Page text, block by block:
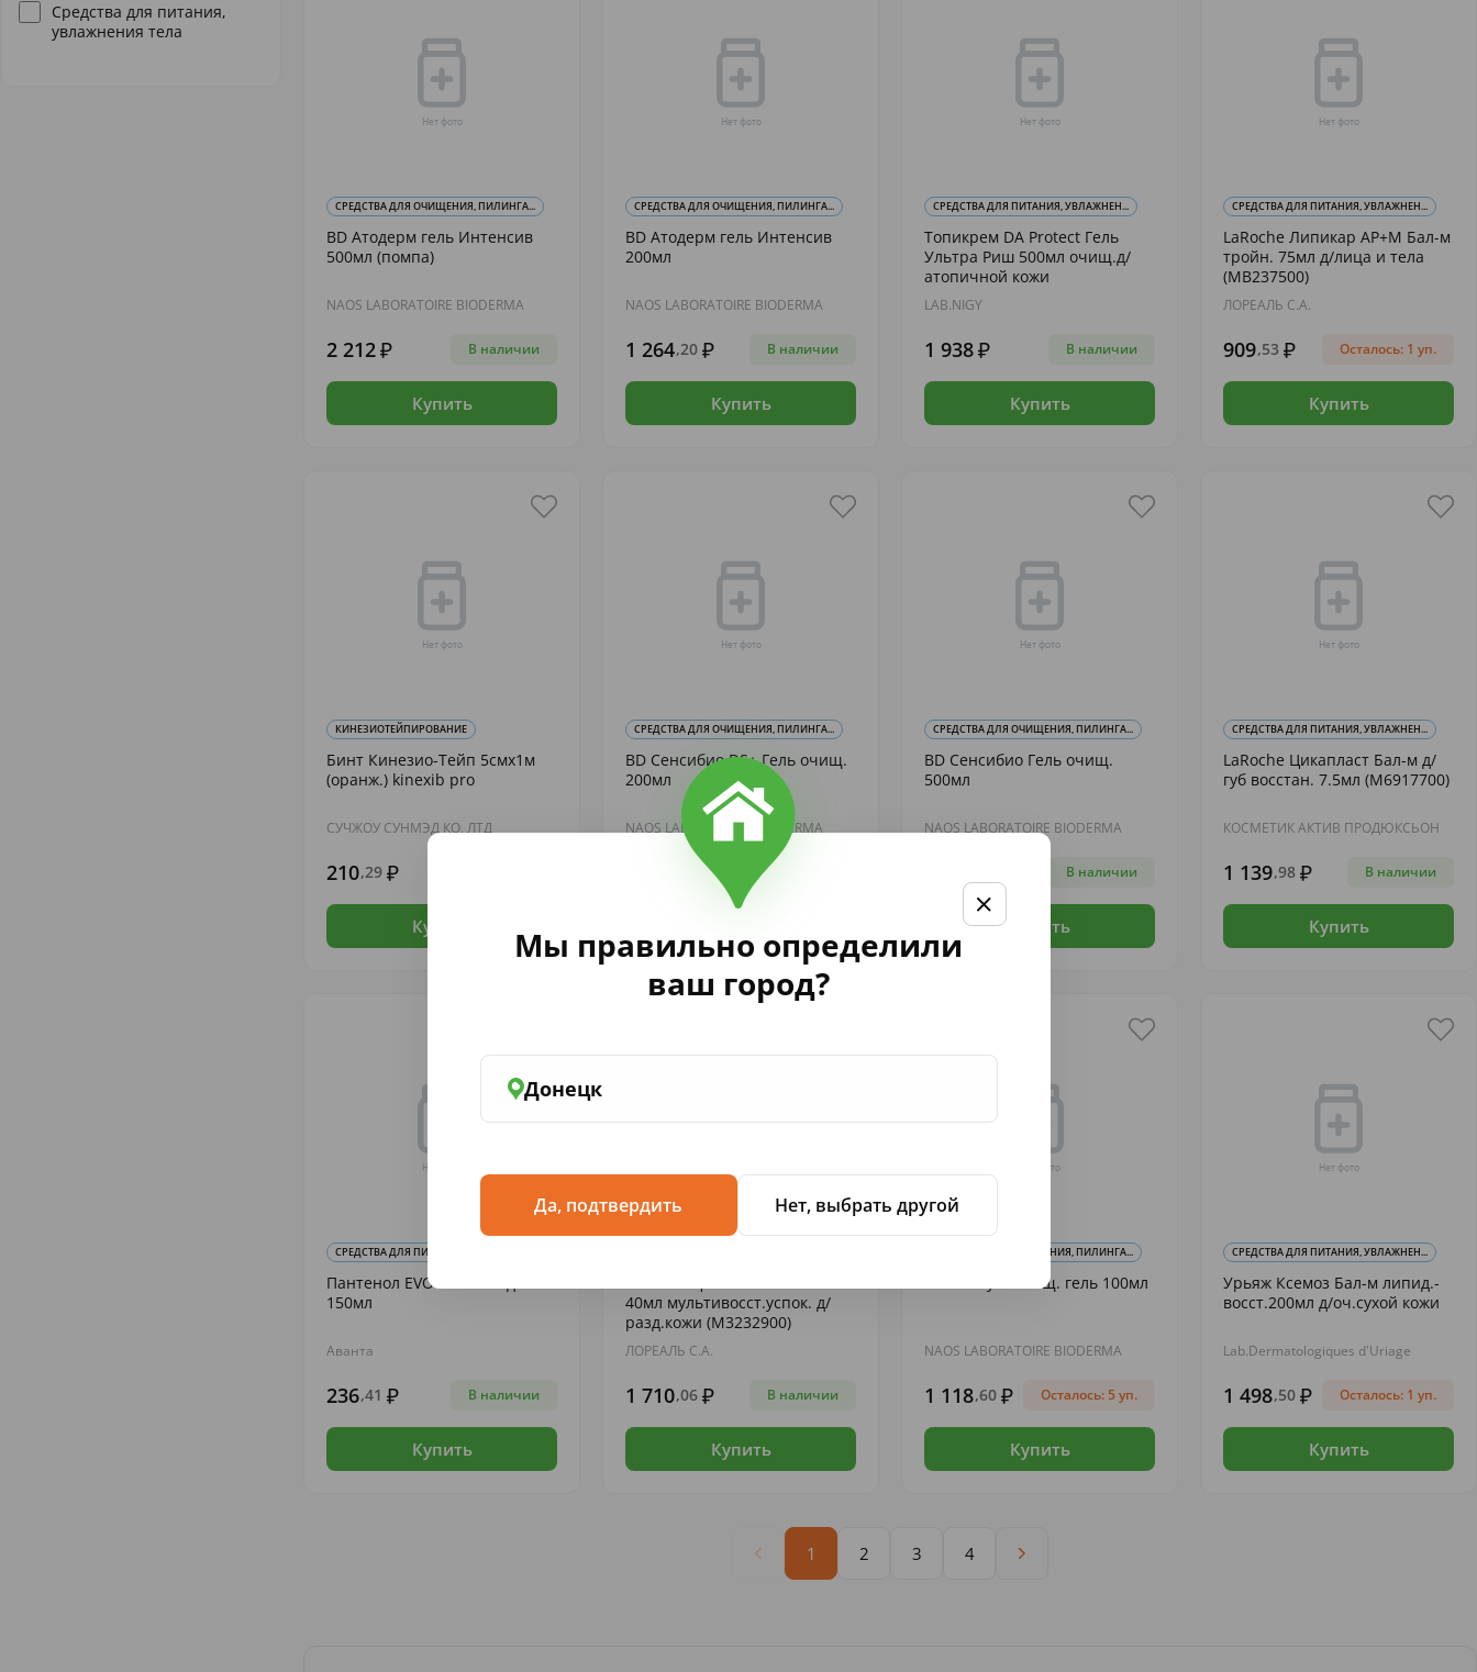
Мы правильно определили
ваш город?
Донецк
Да, подтвердить Нет, выбрать другой
Средства для питания,
увлажнения тела
СРЕДСТВА ДЛЯ ОЧИЩЕНИЯ, ПИЛИНГА...
BD Атодерм гель Интенсив
500мл (помпа)
NAOS LABORATOIRE BIODERMA
2 212 В наличии
Купить
СРЕДСТВА ДЛЯ ОЧИЩЕНИЯ, ПИЛИНГА...
BD Атодерм гель Интенсив
200мл
NAOS LABORATOIRE BIODERMA
1 264,20 В наличии
Купить
СРЕДСТВА ДЛЯ ПИТАНИЯ, УВЛАЖНЕН...
Топикрем DA Protect Гель
Ультра Риш 500мл очищ.д/
атопичной кожи
LAB.NIGY
1 938 В наличии
Купить
СРЕДСТВА ДЛЯ ПИТАНИЯ, УВЛАЖНЕН...
LaRoche Липикар АР+М Бал-м
тройн. 75мл д/лица и тела
(МВ237500)
ЛОРЕАЛЬ С.А.
909,53 Осталось: 1 уп.
Купить
КИНЕЗИОТЕЙПИРОВАНИЕ
Бинт Кинезио-Тейп 5смх1м
(оранж.) kinexib pro
СУЧЖОУ СУНМЭД КО, ЛТД
210,29
Купить
СРЕДСТВА ДЛЯ ОЧИЩЕНИЯ, ПИЛИНГА...
BD Сенсибио DS+ Гель очищ.
200мл
NAOS LABORATOIRE BIODERMA
В наличии
СРЕДСТВА ДЛЯ ОЧИЩЕНИЯ, ПИЛИНГА...
BD Сенсибио Гель очищ.
500мл
NAOS LABORATOIRE BIODERMA
В наличии
Купить
СРЕДСТВА ДЛЯ ПИТАНИЯ, УВЛАЖНЕН...
LaRoche Цикапласт Бал-м д/
губ восстан. 7.5мл (M6917700)
КОСМЕТИК АКТИВ ПРОДЮКСЬОН
1 139,98 В наличии
Купить
СРЕДСТВА ДЛЯ ПИТАНИЯ, УВЛАЖНЕН...
Пантенол EVO молочко д/тела
150мл
Аванта
236,41 В наличии
Купить
40мл мультивосст.успок. д/
разд.кожи (M3232900)
ЛОРЕАЛЬ С.А.
1 710,06 В наличии
Купить
СРЕДСТВА ДЛЯ ОЧИЩЕНИЯ, ПИЛИНГА...
BD Себиум Очищ. гель 100мл
NAOS LABORATOIRE BIODERMA
1 118,60 Осталось: 5 уп.
Купить
СРЕДСТВА ДЛЯ ПИТАНИЯ, УВЛАЖНЕН...
Урьяж Ксемоз Бал-м липид.-
восст.200мл д/оч.сухой кожи
Lab.Dermatologiques d'Uriage
1 498,50 Осталось: 1 уп.
Купить
1 2 3 4